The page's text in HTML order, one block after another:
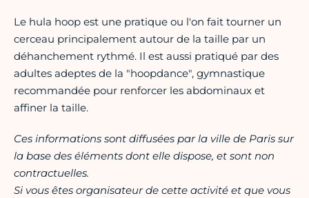
Le hula hoop est une pratique ou l'on fait tourner un
cerceau principalement autour de la taille par un
déhanchement rythmé. Il est aussi pratiqué par des
adultes adeptes de la "hoopdance", gymnastique
recommandée pour renforcer les abdominaux et
affiner la taille.
Ces informations sont diffusées par la ville de Paris sur
la base des éléments dont elle dispose, et sont non
contractuelles.
Si vous êtes organisateur de cette activité et que vous